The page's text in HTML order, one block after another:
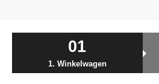
01
1. Winkelwagen